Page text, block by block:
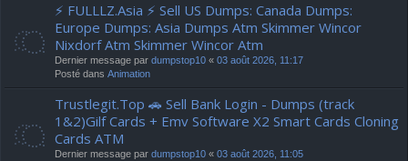
⚡ FULLLZ.Asia ⚡ Sell US Dumps: Canada Dumps:
Europe Dumps: Asia Dumps Atm Skimmer Wincor
Nixdorf Atm Skimmer Wincor Atm
Dernier message par dumpstop10 « 03 août 2026, 11:17
Posté dans Animation
Trustlegit.Top 🚗 Sell Bank Login - Dumps (track
1&2)Gilf Cards + Emv Software X2 Smart Cards Cloning
Cards ATM
Dernier message par dumpstop10 « 03 août 2026, 11:05